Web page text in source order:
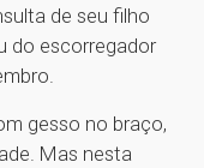
de seu filho
do escorregador
gesso no braço,
Mas nesta